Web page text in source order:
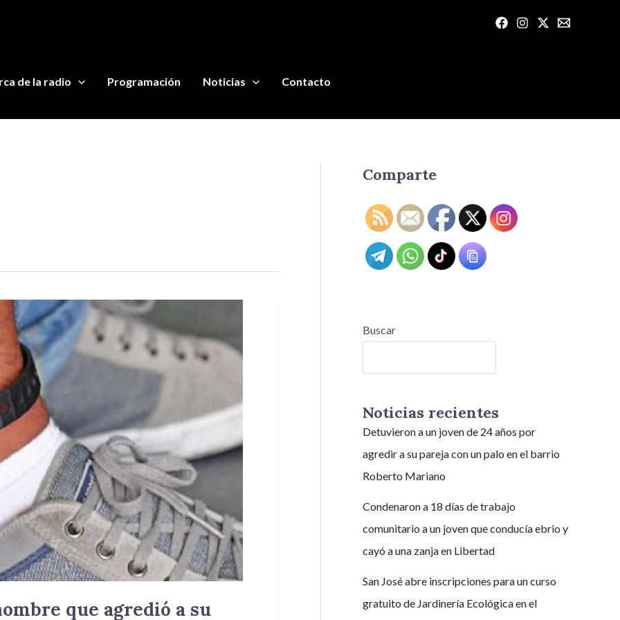
de la radio Programación Noticias Contacto
que agredió a su
Comparte
Buscar
Noticias recientes
Detuvieron a un joven de 24 años por
agredir a su pareja con un palo en el barrio
Roberto Mariano
Condenaron a 18 días de trabajo
comunitario a un joven que conducía ebrio y
cayó a una zanja en Libertad
San José abre inscripciones para un curso
gratuito de Jardinería Ecológica en el